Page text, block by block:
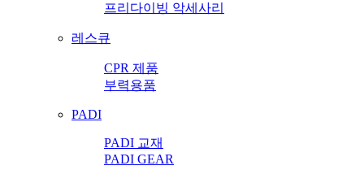
프리다이빙 악세사리
레스큐
CPR 제품
부력용품
PADI
PADI 교재
PADI GEAR